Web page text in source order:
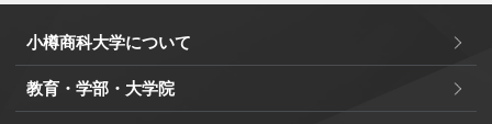
小樽商科大学について
教育・学部・大学院